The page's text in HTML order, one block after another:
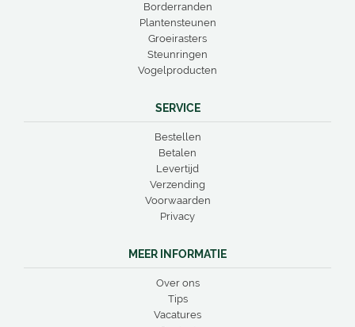
Borderranden
Plantensteunen
Groeirasters
Steunringen
Vogelproducten
SERVICE
Bestellen
Betalen
Levertijd
Verzending
Voorwaarden
Privacy
MEER INFORMATIE
Over ons
Tips
Vacatures